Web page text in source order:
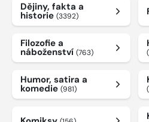
Dějiny, fakta a
historie (3392)
Filozofie a
náboženství (763)
Humor, satira a
komedie (981)